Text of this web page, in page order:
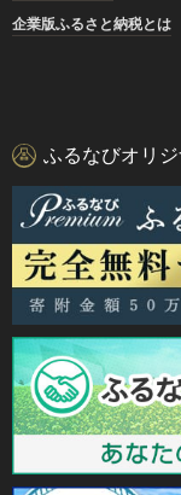
企業版ふるさと納税とは
ふるなびオリ